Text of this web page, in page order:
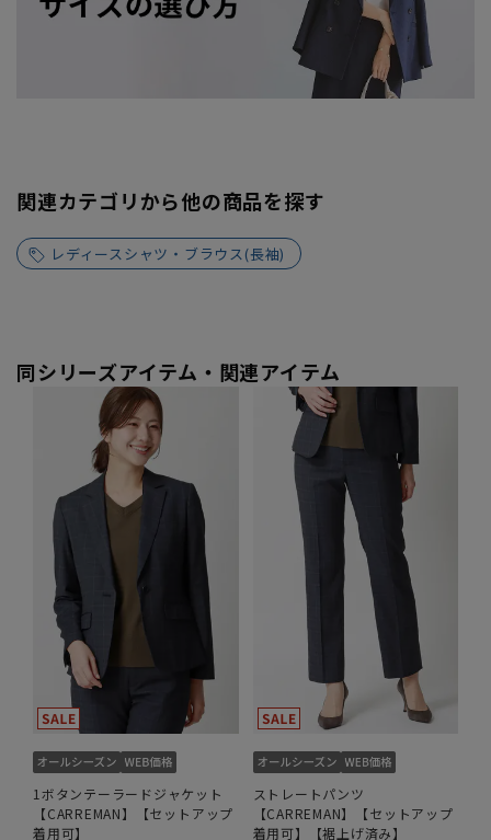
関連カテゴリから他の商品を探す
レディースシャツ・ブラウス(長袖)
同シリーズアイテム・関連アイテム
1ボタンテーラードジャケット
【CARREMAN】【セットアップ
着用可】
ストレートパンツ
【CARREMAN】【セットアップ
着用可】【裾上げ済み】